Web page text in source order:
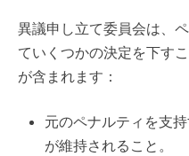
異議申し立て委員会は、
ていくつかの決定を下す
が含まれます：
元のペナルティを支
が維持されること。